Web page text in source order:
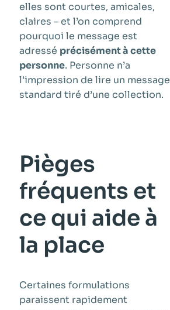
elles sont courtes, amicales,
claires – et l’on comprend
pourquoi le message est
adressé précisément à cette
personne. Personne n’a
l’impression de lire un message
standard tiré d’une collection.
Pièges
fréquents et
ce qui aide à
la place
Certaines formulations
paraissent rapidement